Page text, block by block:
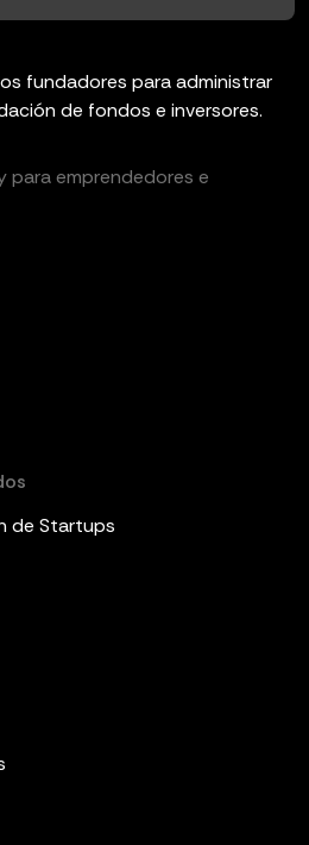
fundadores para administrar
de fondos e inversores.
para emprendedores e
de Startups